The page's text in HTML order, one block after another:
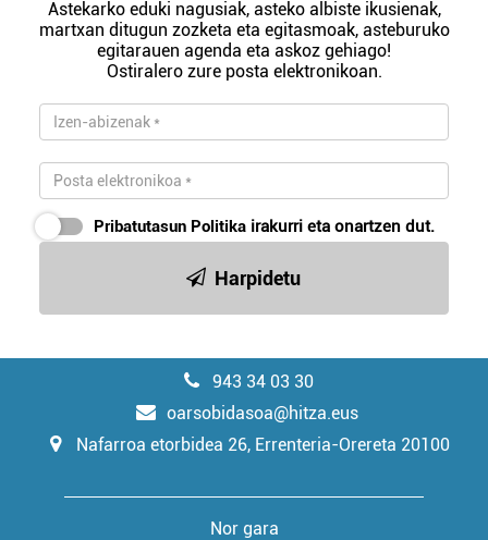
Astekarko eduki nagusiak, asteko albiste ikusienak,
martxan ditugun zozketa eta egitasmoak, asteburuko
egitarauen agenda eta askoz gehiago!
Ostiralero zure posta elektronikoan.
Pribatutasun Politika irakurri eta onartzen dut.
Harpidetu
943 34 03 30
oarsobidasoa@hitza.eus
Nafarroa etorbidea 26, Errenteria-Orereta 20100
Nor gara